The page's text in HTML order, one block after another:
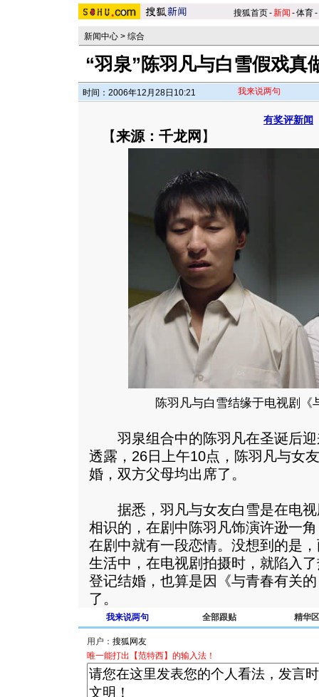
搜狐首页-新闻 -体育-
新闻中心 > 综合
“羽泉”陈羽凡与白雪假戏真
时间：2006年12月28日10:21 我来说两句
有奖评新闻
【来源：千龙网 】
陈羽凡与白雪结缘于电视剧《
羽泉组合中的陈羽凡在圣诞后迎
透露，26日上午10点，陈羽凡与女
婚，双方父母均出席了。
据悉，羽凡与女友白雪是在电视
相识的，在剧中陈羽凡饰演许逊一
在剧中就有一段恋情。没想到的是
生活中，在电视剧拍摄时，就陷入
登记结婚，也算是因《与青春有关
了。
我来说两句 全部跟贴 精华区
用户：
唯一能打出【范特西】的输入法！